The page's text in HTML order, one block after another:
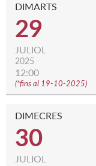
DIMARTS
29
JULIOL
2025
12:00
(*fins al 19-10-2025)
DIMECRES
30
JULIOL